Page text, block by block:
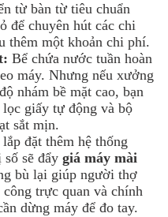
từ bàn từ tiêu chuẩn
để chuyên hút các chi
thêm một khoản chi phí.
Bể chứa nước tuần hoàn
máy. Nhưng nếu xưởng
nhám bề mặt cao, bạn
giấy tự động và bộ
sắt mịn.
đặt thêm hệ thống
sẽ đẩy giá máy mài
bù lại giúp người thợ
trực quan và chính
dừng máy để đo tay.